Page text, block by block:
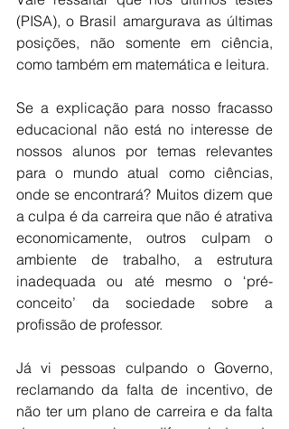
(PISA), o Brasil amargurava as últimas
posições, não somente em ciência,
como também em matemática e leitura.
Se a explicação para nosso fracasso
educacional não está no interesse de
nossos alunos por temas relevantes
para o mundo atual como ciências,
onde se encontrará? Muitos dizem que
a culpa é da carreira que não é atrativa
economicamente, outros culpam o
ambiente de trabalho, a estrutura
inadequada ou até mesmo o ‘pré-
conceito’ da sociedade sobre a
profissão de professor.
Já vi pessoas culpando o Governo,
reclamando da falta de incentivo, de
não ter um plano de carreira e da falta